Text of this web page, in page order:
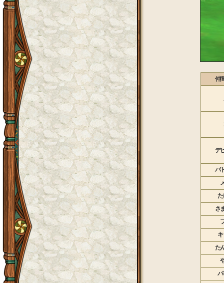
仲
デ
バ
た
さ
た
パ